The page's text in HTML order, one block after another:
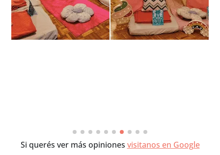
Si querés ver más opiniones visitanos en Google